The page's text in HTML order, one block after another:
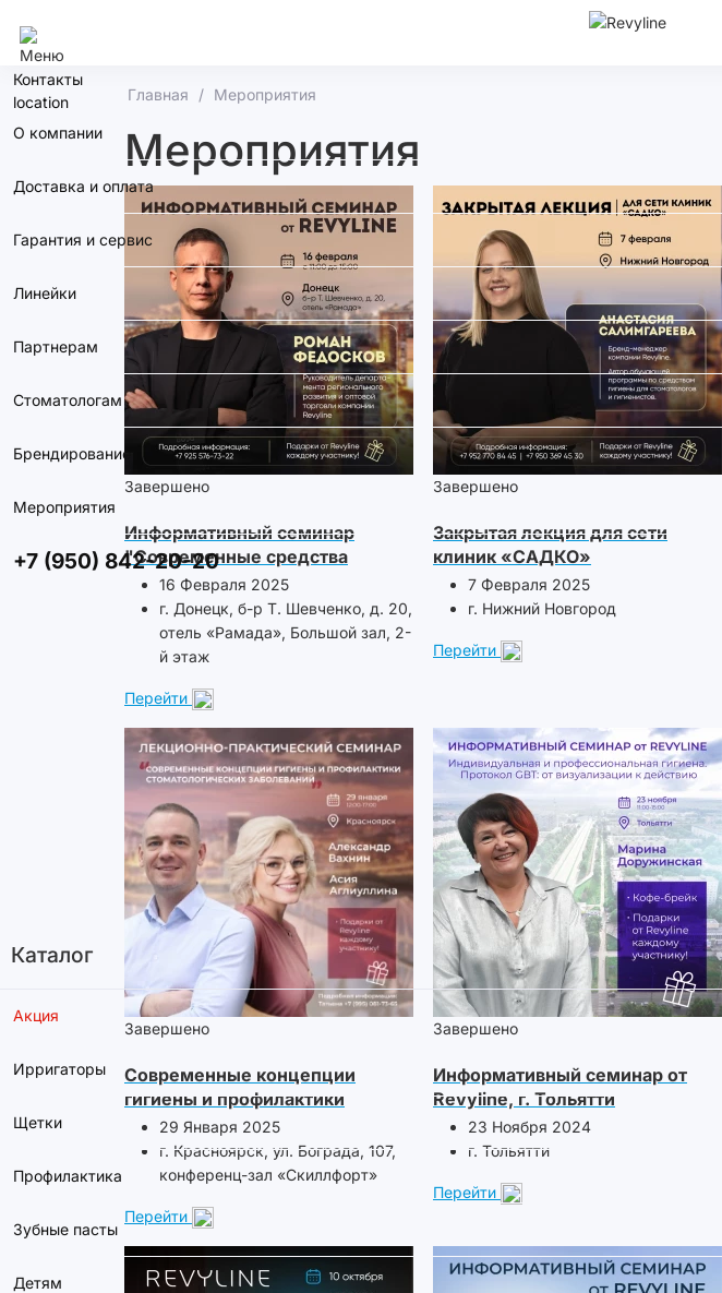
Контакты
О компании
Доставка и оплата
Гарантия и сервис
Линейки
Партнерам
Стоматологам
Брендирование
Мероприятия
+7 (950) 842-20-20
Каталог
Акция
Ирригаторы
Щетки
Профилактика
Зубные пасты
Детям
Главная Мероприятия
Мероприятия
Завершено
Информативный семинар
"Современные средства
гигиены: рекомендации и
практика", г. Донецк
16 Февраля 2025
г. Донецк, б-р Т. Шевченко, д. 20,
отель «Рамада», Большой зал, 2-
й этаж
Перейти
Завершено
Закрытая лекция для сети
клиник «САДКО»
7 Февраля 2025
г. Нижний Новгород
Перейти
Завершено
Современные концепции
гигиены и профилактики
стоматологических
заболеваний
29 Января 2025
г. Красноярск, ул. Бограда, 107,
конференц-зал «Скиллфорт»
Перейти
Завершено
Информативный семинар от
Revyline, г. Тольятти
23 Ноября 2024
г. Тольятти
Перейти